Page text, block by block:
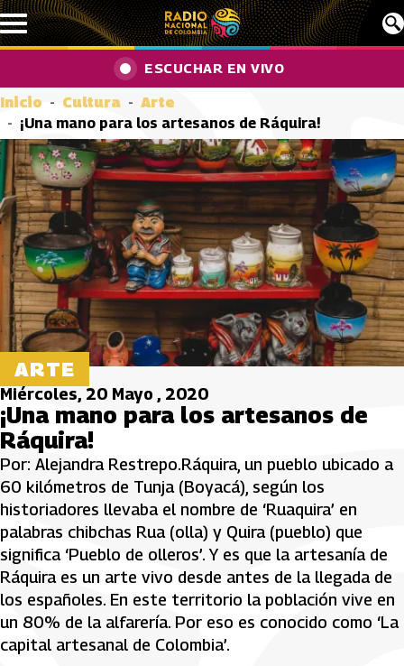
Pasar al contenido principal
ESCUCHAR EN VIVO
Inicio Cultura
Arte
¡Una mano para los artesanos de Ráquira!
ARTE
Miércoles, 20 Mayo , 2020
¡Una mano para los artesanos de
Ráquira!
Por: Alejandra Restrepo.Ráquira, un pueblo ubicado a
60 kilómetros de Tunja (Boyacá), según los
historiadores llevaba el nombre de ‘Ruaquira’ en
palabras chibchas Rua (olla) y Quira (pueblo) que
significa ‘Pueblo de olleros’. Y es que la artesanía de
Ráquira es un arte vivo desde antes de la llegada de
los españoles. En este territorio la población vive en
un 80% de la alfarería. Por eso es conocido como ‘La
capital artesanal de Colombia’.